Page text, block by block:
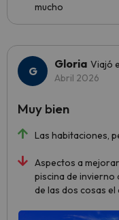
mucho
Gloria Viajó
Abril 2026
Las habitaciones,
Aspectos a
piscina de invierno
de las dos cosas
Muy bien